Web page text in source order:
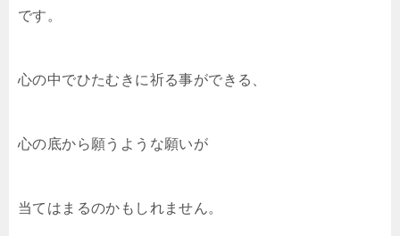
です。
心の中でひたむきに祈る事ができる、
心の底から願うような願いが
当てはまるのかもしれません。